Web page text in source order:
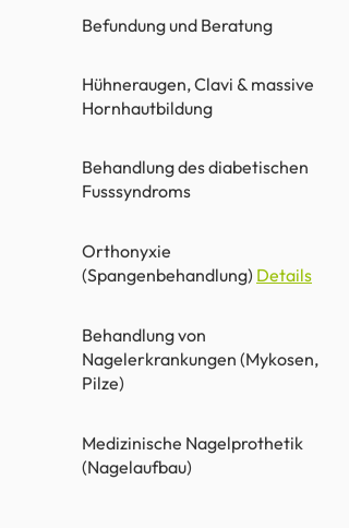
Befundung und Beratung
Hühneraugen, Clavi & massive
Hornhautbildung
Behandlung des diabetischen
Fusssyndroms
Orthonyxie
(Spangenbehandlung) Details
Behandlung von
Nagelerkrankungen (Mykosen,
Pilze)
Medizinische Nagelprothetik
(Nagelaufbau)